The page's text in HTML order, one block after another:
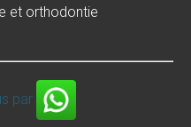
et orthodontie
par